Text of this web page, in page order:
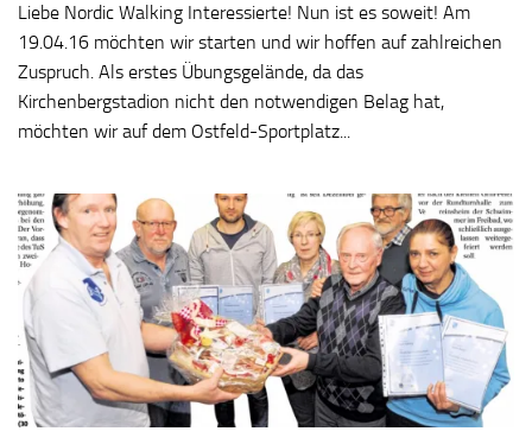
Liebe Nordic Walking Interessierte! Nun ist es soweit! Am
19.04.16 möchten wir starten und wir hoffen auf zahlreichen
Zuspruch. Als erstes Übungsgelände, da das
Kirchenbergstadion nicht den notwendigen Belag hat,
möchten wir auf dem Ostfeld-Sportplatz...